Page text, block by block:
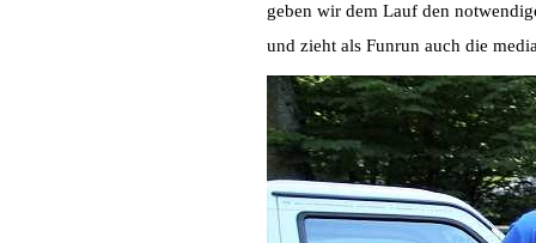
geben wir dem Lauf den
und zieht als Funrun auch die